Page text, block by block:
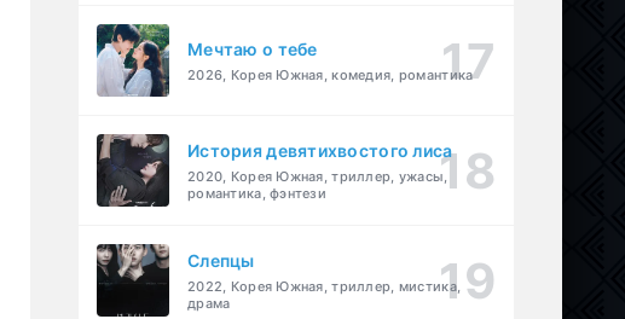
Мечтаю о тебе
2026, Корея Южная, комедия, романтика
История девятихвостого лиса
2020, Корея Южная, триллер, ужасы,
романтика, фэнтези
Слепцы
2022, Корея Южная, триллер, мистика,
драма